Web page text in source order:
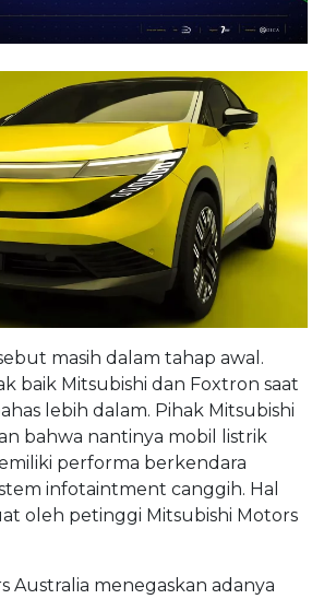
masih dalam tahap awal.
baik Mitsubishi dan Foxtron saat
lebih dalam. Pihak Mitsubishi
bahwa nantinya mobil listrik
performa berkendara
infotaintment canggih. Hal
oleh petinggi Mitsubishi Motors
Australia menegaskan adanya